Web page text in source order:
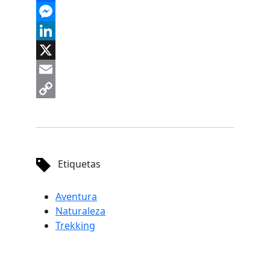
Facebook
Messenger
LinkedIn
X
Email
Link
Etiquetas
Aventura
Naturaleza
Trekking